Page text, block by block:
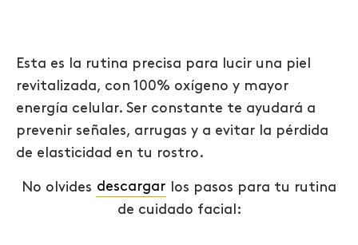
Esta es la rutina precisa para lucir una piel
revitalizada, con 100% oxígeno y mayor
energía celular. Ser constante te ayudará a
prevenir señales, arrugas y a evitar la pérdida
de elasticidad en tu rostro.
No olvides descargar los pasos para tu rutina
de cuidado facial: